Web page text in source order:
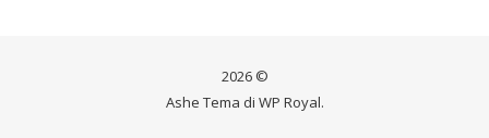
2026 ©
Ashe Tema di WP Royal.